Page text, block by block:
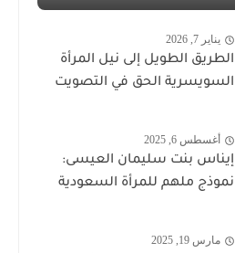
يناير 7, 2026
الطريق الطويل إلى نيل المرأة
السويسرية الحق في التصويت
أغسطس 6, 2025
إيناس بنت سليمان العيسى:
نموذج ملهم للمرأة السعودية
مارس 19, 2025